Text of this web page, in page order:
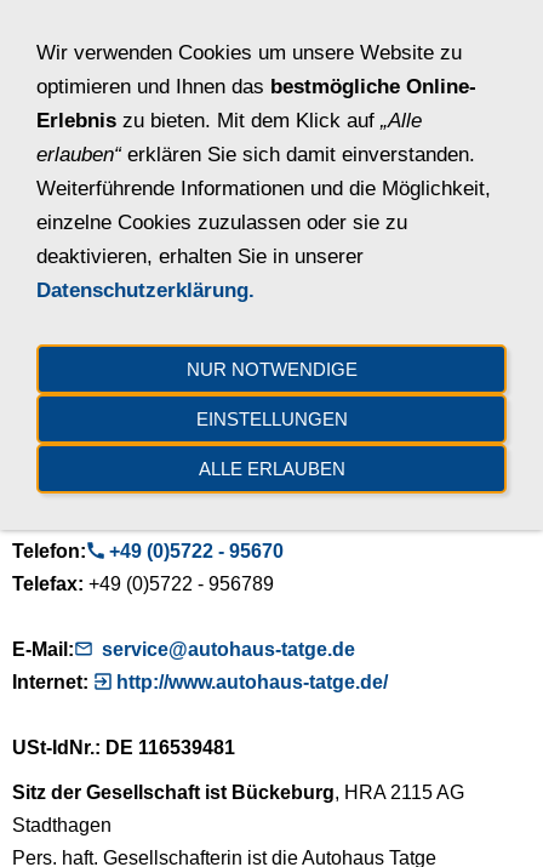
Impressum und gesetzliche
Nachweise
Autohaus Tatge GmbH & Co. KG
31675 Bückeburg
Telefon:
+49 (0)5722 - 95670
Telefax: +49 (0)5722 - 956789
E-Mail:
service@autohaus-tatge.de
Internet:
http://www.autohaus-tatge.de/
USt-IdNr.: DE 116539481
Sitz der Gesellschaft ist Bückeburg, HRA 2115 AG
Stadthagen
Pers. haft. Gesellschafterin ist die Autohaus Tatge
Wir verwenden Cookies um unsere Website zu
optimieren und Ihnen das bestmögliche Online-
Erlebnis zu bieten. Mit dem Klick auf „Alle
erlauben“ erklären Sie sich damit einverstanden.
Weiterführende Informationen und die Möglichkeit,
einzelne Cookies zuzulassen oder sie zu
deaktivieren, erhalten Sie in unserer
Datenschutzerklärung.
NUR NOTWENDIGE
EINSTELLUNGEN
ALLE ERLAUBEN